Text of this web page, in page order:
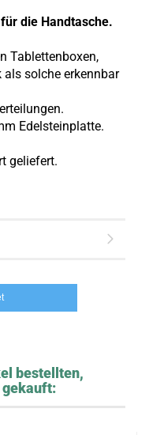
die Handtasche.
Tablettenboxen,
solche erkennbar
Edelsteinplatte.
geliefert.
bestellten,
gekauft: